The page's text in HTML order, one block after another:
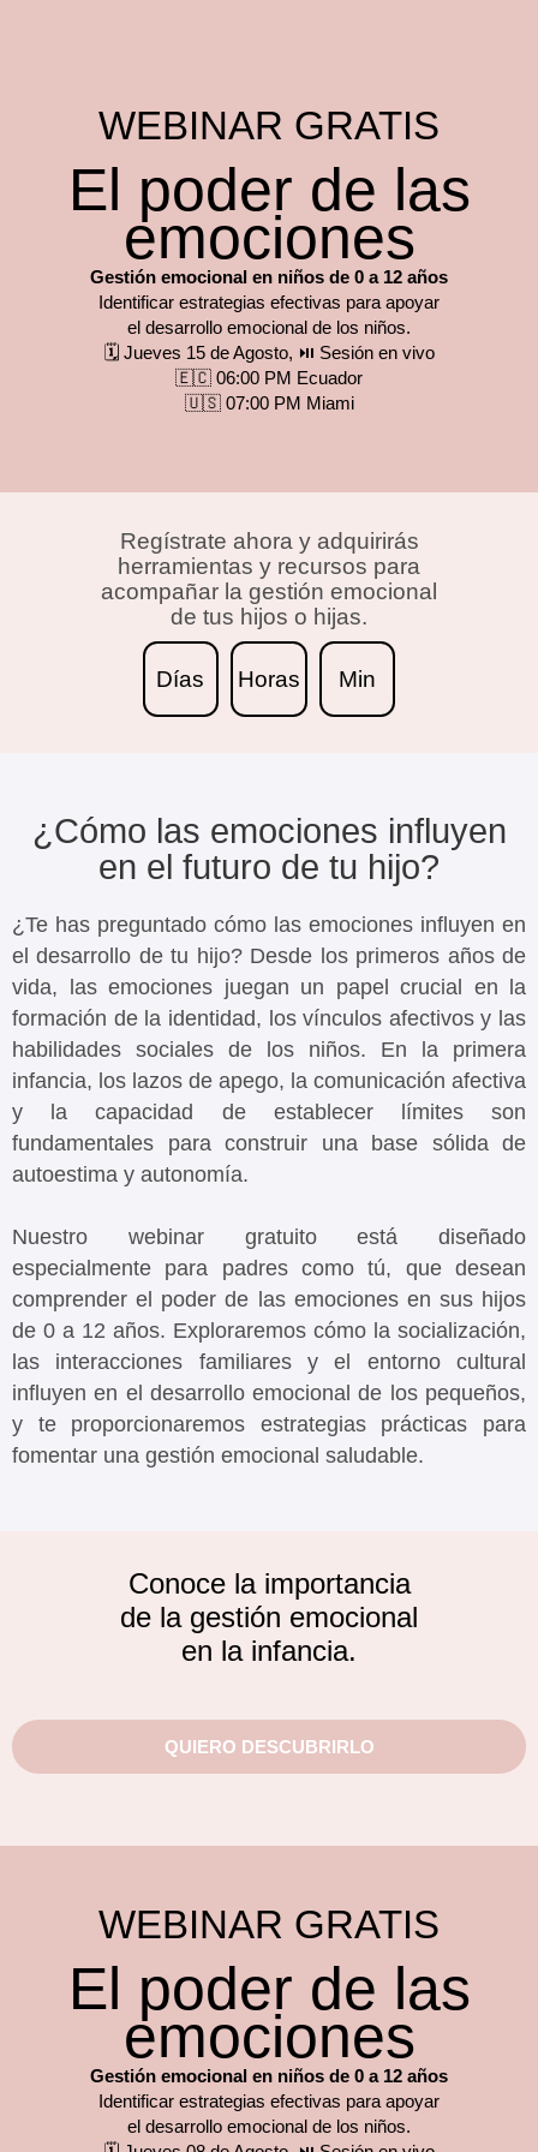
WEBINAR GRATIS
El poder de las
emociones
Gestión emocional en niños de 0 a 12 años
Identificar estrategias efectivas para apoyar
el desarrollo emocional de los niños.
🗓️ Jueves 15 de Agosto, ⏯️ Sesión en vivo
🇪🇨 06:00 PM Ecuador
🇺🇸 07:00 PM Miami
Regístrate ahora y adquirirás
herramientas y recursos para
acompañar la gestión emocional
de tus hijos o hijas.
Días Horas Min
¿Cómo las emociones influyen
en el futuro de tu hijo?
¿Te has preguntado cómo las emociones influyen en
el desarrollo de tu hijo? Desde los primeros años de
vida, las emociones juegan un papel crucial en la
formación de la identidad, los vínculos afectivos y las
habilidades sociales de los niños. En la primera
infancia, los lazos de apego, la comunicación afectiva
y la capacidad de establecer límites son
fundamentales para construir una base sólida de
autoestima y autonomía.
Nuestro webinar gratuito está diseñado
especialmente para padres como tú, que desean
comprender el poder de las emociones en sus hijos
de 0 a 12 años. Exploraremos cómo la socialización,
las interacciones familiares y el entorno cultural
influyen en el desarrollo emocional de los pequeños,
y te proporcionaremos estrategias prácticas para
fomentar una gestión emocional saludable.
Conoce la importancia
de la gestión emocional
en la infancia.
QUIERO DESCUBRIRLO
WEBINAR GRATIS
El poder de las
emociones
Gestión emocional en niños de 0 a 12 años
Identificar estrategias efectivas para apoyar
el desarrollo emocional de los niños.